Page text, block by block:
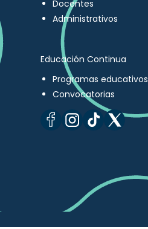
Docentes
Administrativos
Educación Continua
Programas educativos
Convocatorias